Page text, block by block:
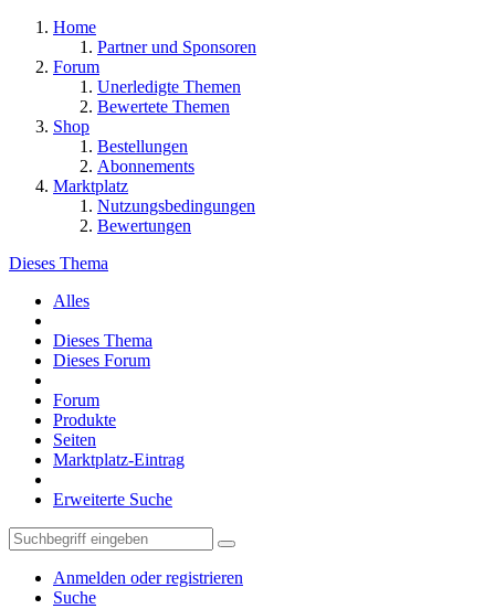
Home
Partner und Sponsoren
Forum
Unerledigte Themen
Bewertete Themen
Shop
Bestellungen
Abonnements
Marktplatz
Nutzungsbedingungen
Bewertungen
Dieses Thema
Alles
Dieses Thema
Dieses Forum
Forum
Produkte
Seiten
Marktplatz-Eintrag
Erweiterte Suche
Anmelden oder registrieren
Suche